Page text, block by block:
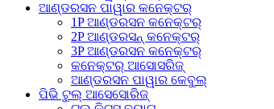
ଆଣ୍ଡରସନ ପାୱାର କନେକ୍ଟର୍
1P ଆଣ୍ଡରସନ କନେକ୍ଟର୍
2P ଆଣ୍ଡରସନ୍ କନେକ୍ଟର୍
3P ଆଣ୍ଡରସନ କନେକ୍ଟର୍
କନେକ୍ଟର୍ ଆସୋସରିଜ୍
ଆଣ୍ଡରସନ ପାୱାର କେବୁଲ୍
ପିଭି ଟୁଲ୍ ଆସେସୋରିଜ୍